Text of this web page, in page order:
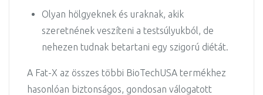
Olyan hölgyeknek és uraknak, akik
szeretnének veszíteni a testsúlyukból, de
nehezen tudnak betartani egy szigorú diétát.
A Fat-X az összes többi BioTechUSA termékhez
hasonlóan biztonságos, gondosan válogatott